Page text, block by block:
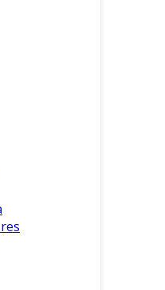
partes
o
choques
um
diferentes
elétricos,